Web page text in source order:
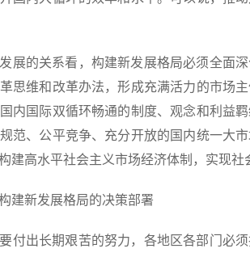
展的关系看，构建新发展格局必须全面
思维和改革办法，形成充满活力的市场
内国际双循环畅通的制度、观念和利益
范、公平竞争、充分开放的国内统一大
建高水平社会主义市场经济体制，实现社
建新发展格局的决策部署
付出长期艰苦的努力，各地区各部门必